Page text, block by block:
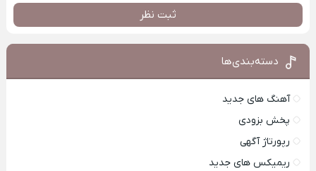
ثبت نظر
دسته‌بندی‌ها
آهنگ های جدید
پخش بزودی
رپورتاژ آگهی
ریمیکس های جدید